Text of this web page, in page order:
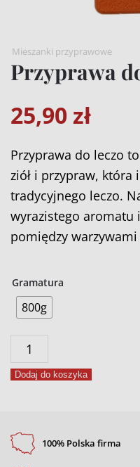
Mieszanki przyprawowe
Przyprawa
25,90 zł
Przyprawa do leczo
ziół i przypraw,
tradycyjnego leczo.
wyrazistego aromatu
pomiędzy
Gramatura
800g
ilość
Przyprawa
do
Dodaj do koszyka
100% Polska firma